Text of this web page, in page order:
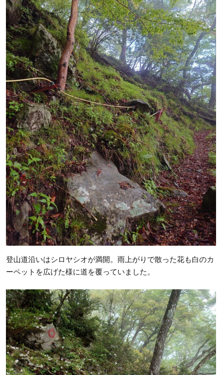
登山道沿いはシロヤシオが満開。雨上がりで散った花も白のカ
ーペットを広げた様に道を覆っていました。